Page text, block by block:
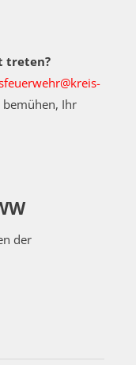
treten?
Ihr
der